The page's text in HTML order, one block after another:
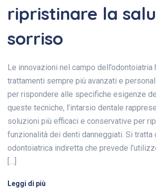
ripristinare la
sorriso
Le innovazioni nel campo dell’odontoiatria
trattamenti sempre più avanzati e
per rispondere alle specifiche esigenze
queste tecniche, l’intarsio dentale
soluzioni più efficaci e conservative per
funzionalità dei denti danneggiati. Si tratta
odontoiatrica indiretta che prevede
Leggi di più